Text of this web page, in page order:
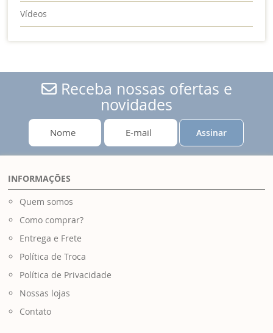
Vídeos
Receba nossas ofertas e
novidades
Assinar
INFORMAÇÕES
Quem somos
Como comprar?
Entrega e Frete
Política de Troca
Política de Privacidade
Nossas lojas
Contato